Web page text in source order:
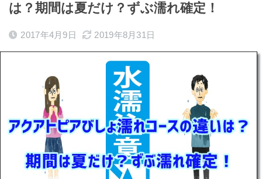
は？期間は夏だけ？ずぶ濡れ確定！
2017年4月9日 2019年8月31日